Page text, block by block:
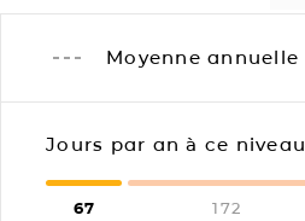
Moyenne annuelle
Jours par an à ce niveau
67 172